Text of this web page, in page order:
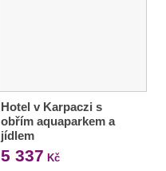
Hotel v Karpaczi s
obřím aquaparkem a
jídlem
5 337 Kč